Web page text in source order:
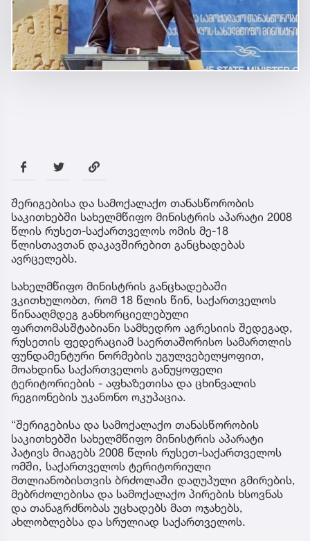
შერიგებისა და სამოქალაქო თანასწორობის
საკითხებში სახელმწიფო მინისტრის აპარატი 2008
წლის რუსეთ-საქართველოს ომის მე-18
წლისთავთან დაკავშირებით განცხადებას
ავრცელებს.
სახელმწიფო მინისტრის განცხადებაში
ვკითხულობთ, რომ 18 წლის წინ, საქართველოს
წინააღმდეგ განხორციელებული
ფართომასშტაბიანი სამხედრო აგრესიის შედეგად,
რუსეთის ფედერაციამ საერთაშორისო სამართლის
ფუნდამენტური ნორმების უგულვებელყოფით,
მოახდინა საქართველოს განუყოფელი
ტერიტორიების - აფხაზეთისა და ცხინვალის
რეგიონების უკანონო ოკუპაცია.
“შერიგებისა და სამოქალაქო თანასწორობის
საკითხებში სახელმწიფო მინისტრის აპარატი
პატივს მიაგებს 2008 წლის რუსეთ-საქართველოს
ომში, საქართველოს ტერიტორიული
მთლიანობისთვის ბრძოლაში დაღუპული გმირების,
მებრძოლებისა და სამოქალაქო პირების ხსოვნას
და თანაგრძნობას უცხადებს მათ ოჯახებს,
ახლობლებსა და სრულიად საქართველოს.